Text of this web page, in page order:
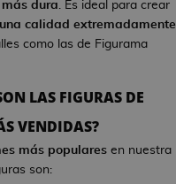
T
a
l
l
s
d
e
i
e
o
j
dura. Es ideal para crear
calidad extremadamente
como las de Figurama
LAS FIGURAS DE
VENDIDAS?
más populares en nuestra
son: